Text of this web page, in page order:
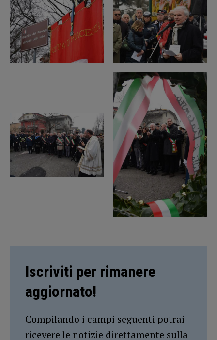
Iscriviti per rimanere
aggiornato!
Compilando i campi seguenti potrai
ricevere le notizie direttamente sulla